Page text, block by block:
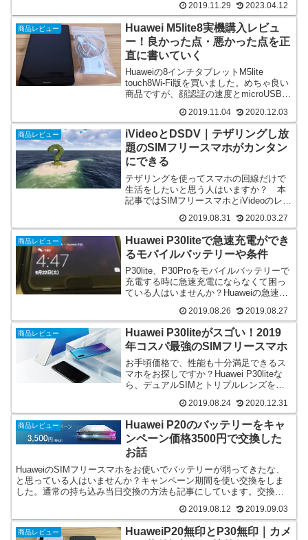
iPhone11より格安で満足度の高い買い物
となりました。写真作例も含め記事を読
んで頂けると幸いです。
2019.11.29 2023.04.12
商品レビュー
Huawei M5lite8実機購入レビュ
ー！良かった点・悪かった点を正
直に書いていく
Huaweiの8インチタブレットM5lite
touch8Wi-Fi版を買いました。めちゃ良い
商品ですが、顔認証の速度とmicroUSBが
P30Liteといった感じで自宅用としては素
晴らしい商品だと思います。良い点も悪
い点も紹介していきます。
2019.11.04 2020.12.03
商品レビュー
iVideoとDSDV｜テザリングし放
題のSIMフリースマホがカンタン
にできる
テザリングを使ってスマホの回線だけで
生活をしたいと思う人はいますか？ 本
記事ではSIMフリースマホとiVideoのレン
す。通信費・固定費を安く上げたいと思
う方はどうぞ記事をお読みください。
2019.08.31 2020.03.27
商品レビュー
Huawei P30liteで急速充電ができ
るモバイルバッテリーや条件
P30lite、P30Proをモバイルバッテリーで
充電する時に急速充電にならなくて困っ
ている人はいませんか？Huaweiの急速充
必要です。それ以外ならPD対応の商品を
使うと解決できます。詳しくは記事で紹
介をしております。
2019.08.26 2019.08.27
商品レビュー
Huawei P30liteがスゴい！2019
年コスパ最強のSIMフリースマホ
お手頃価格で、性能も十分満足できるス
マホをお探しですか？Huawei P30liteな
ら、デュアルSIMとトリプルレンズを搭
クサクです。記事内ではP30liteの詳細を
紹介していきます。
2019.08.24 2020.12.31
商品レビュー
Huawei P20のバッテリーをキャ
ンペーン価格3500円で交換した
お話
HuaweiのSIMフリースマホをお使いでバッテリーが弱ってきたな、
と思っている人はいませんか？キャンペーン期間を使い交換をしま
した。通常の持ち込み当日交換の方法も記事にしています。交換や
2019.08.12 2019.09.03
商品レビュー
HuaweiP20無印とP30無印｜カメ